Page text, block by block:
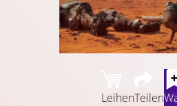
LeihenTeilen